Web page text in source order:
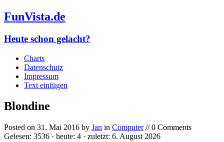
FunVista.de
Heute schon gelacht?
Charts
Datenschutz
Impressum
Text einfügen
Blondine
Posted on 31. Mai 2016 by Jan in Computer// 0 Comments
Gelesen: 3536 · heute: 4 · zuletzt: 6. August 2026